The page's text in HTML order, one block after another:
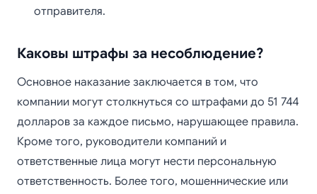
отправителя.
Каковы штрафы за несоблюдение?
Основное наказание заключается в том, что
компании могут столкнуться со штрафами до 51 744
долларов за каждое письмо, нарушающее правила.
Кроме того, руководители компаний и
ответственные лица могут нести персональную
ответственность. Более того, мошеннические или